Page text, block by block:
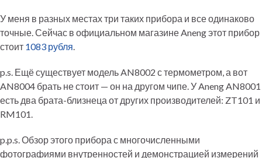
У меня в разных местах три таких прибора и все одинаково
точные. Сейчас в официальном магазине Aneng этот прибор
стоит 1083 рубля
p.s. Ещё существует модель AN8002 с термометром, а вот
AN8004 брать не стоит — он на другом чипе. У Aneng AN8001
есть два брата-близнеца от других производителей: ZT101 и
RM101.
p.p.s. Обзор этого прибора с многочисленными
фотографиями внутренностей и демонстрацией измерений